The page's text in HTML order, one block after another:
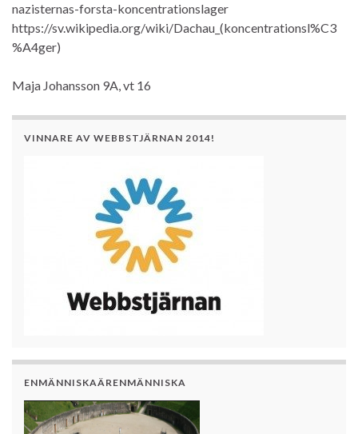
nazisternas-forsta-koncentrationslager
https://sv.wikipedia.org/wiki/Dachau_(koncentrationsl%C3
%A4ger)
Maja Johansson 9A, vt 16
VINNARE AV WEBBSTJÄRNAN 2014!
ENMÄNNISKAÄRENMÄNNISKA